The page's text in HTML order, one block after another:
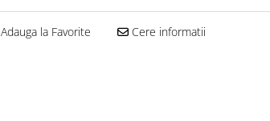
Adauga la Favorite Cere informatii